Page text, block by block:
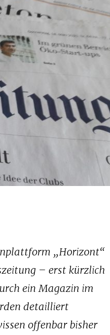
„Horizont“
– erst kürzlich
ein Magazin im
detailliert
offenbar bisher